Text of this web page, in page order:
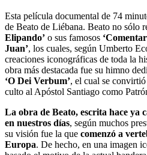
Esta película documental de 74
de Beato de Liébana. Beato no sólo
Elipando’ o sus famosos
Juan’, los cuales, según Umberto
creaciones iconográficas de toda la
obra más destacada fue su himno
‘O Dei Verbum’, el cual se
culto al Apóstol Santiago como
La obra de Beato, escrita hace ya
en nuestros días, según muchos
su visión fue la que comenzó a
Europa. De hecho, en una imagen